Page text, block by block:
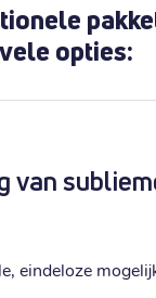
vele opties:
van
eindeloze